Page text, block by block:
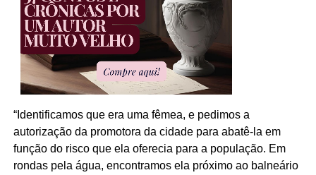
“Identificamos que era uma fêmea, e pedimos a
autorização da promotora da cidade para abatê-la em
função do risco que ela oferecia para a população. Em
rondas pela água, encontramos ela próximo ao balneário